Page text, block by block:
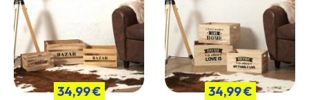
34,99 € 34,99 €